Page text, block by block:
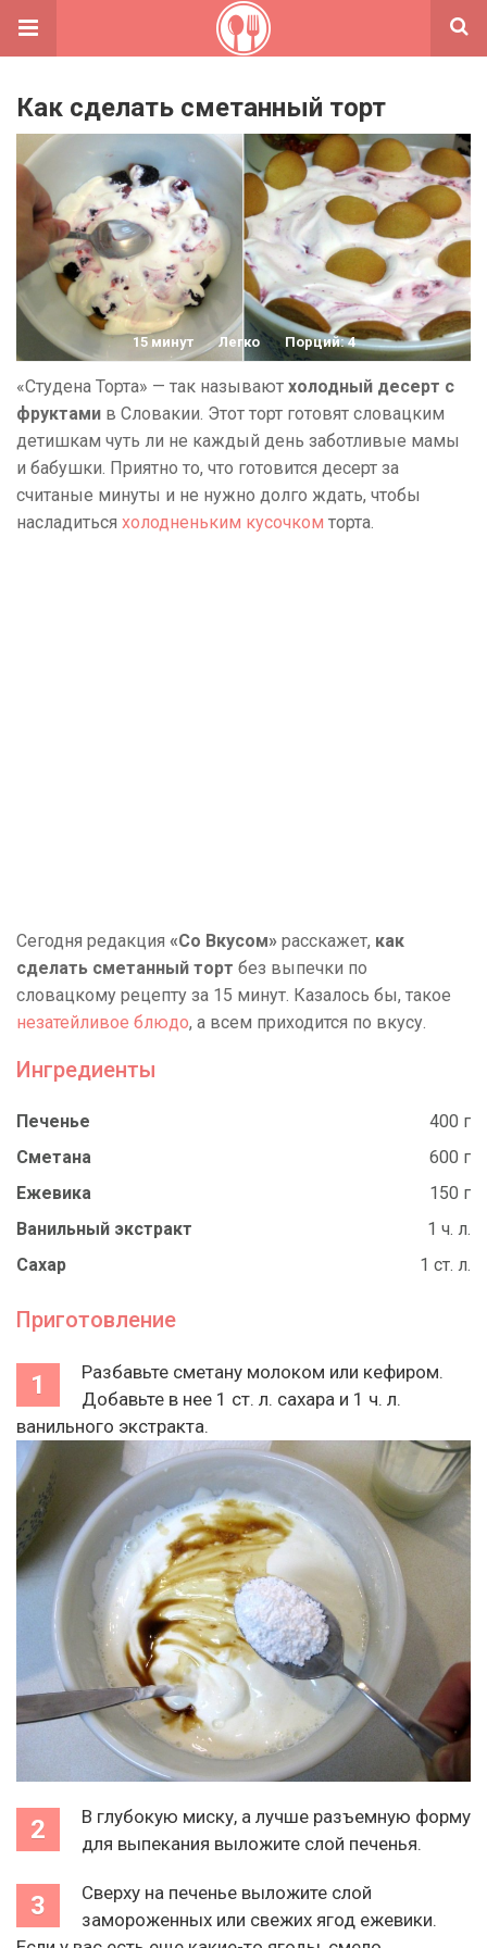
Как сделать сметанный торт
15 минут Легко Порций: 4
«Студена Торта» — так называют холодный десерт с
фруктами в Словакии. Этот торт готовят словацким
детишкам чуть ли не каждый день заботливые мамы
и бабушки. Приятно то, что готовится десерт за
считаные минуты и не нужно долго ждать, чтобы
насладиться холодненьким кусочком торта.
Сегодня редакция «Со Вкусом» расскажет, как
сделать сметанный торт без выпечки по
словацкому рецепту за 15 минут. Казалось бы, такое
незатейливое блюдо, а всем приходится по вкусу.
Ингредиенты
Печенье
400 г
Сметана
600 г
Ежевика
150 г
Ванильный экстракт
1 ч. л.
Сахар
1 ст. л.
Приготовление
Разбавьте сметану молоком или кефиром.
Добавьте в нее 1 ст. л. сахара и 1 ч. л.
ванильного экстракта.
В глубокую миску, а лучше разъемную форму
для выпекания выложите слой печенья.
Сверху на печенье выложите слой
замороженных или свежих ягод ежевики.